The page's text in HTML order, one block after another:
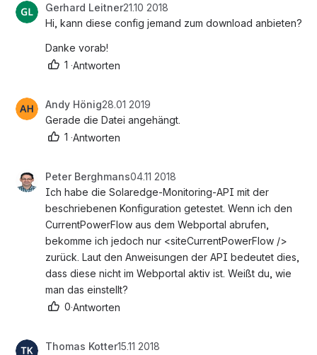
Gerhard Leitner21.10 2018
Hi, kann diese config jemand zum download anbieten?
Danke vorab!
1 ·Antworten
Andy Hönig28.01 2019
Gerade die Datei angehängt.
1 ·Antworten
Peter Berghmans04.11 2018
Ich habe die Solaredge-Monitoring-API mit der
beschriebenen Konfiguration getestet. Wenn ich den
CurrentPowerFlow aus dem Webportal abrufen,
bekomme ich jedoch nur <siteCurrentPowerFlow />
zurück. Laut den Anweisungen der API bedeutet dies,
dass diese nicht im Webportal aktiv ist. Weißt du, wie
man das einstellt?
0·Antworten
Thomas Kotter15.11 2018